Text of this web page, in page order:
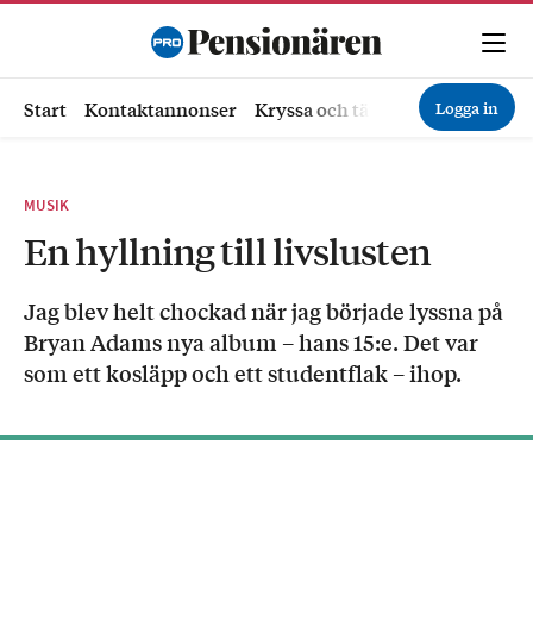
Start Kontaktannonser Kryssa och tävla Ekonomi
Logga in
MUSIK
En hyllning till livslusten
Jag blev helt chockad när jag började lyssna på
Bryan Adams nya album – hans 15:e. Det var
som ett kosläpp och ett studentflak – ihop.